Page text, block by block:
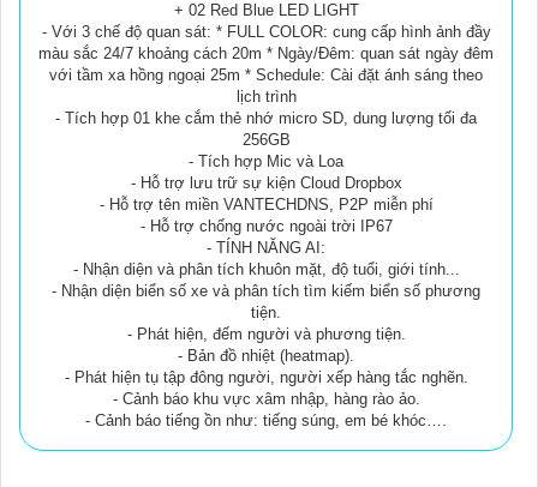
+ 02 Red Blue LED LIGHT
- Với 3 chế độ quan sát: * FULL COLOR: cung cấp hình ảnh đầy
màu sắc 24/7 khoảng cách 20m * Ngày/Đêm: quan sát ngày đêm
với tầm xa hồng ngoại 25m * Schedule: Cài đặt ánh sáng theo
lịch trình
- Tích hợp 01 khe cắm thẻ nhớ micro SD, dung lượng tối đa
256GB
- Tích hợp Mic và Loa
- Hỗ trợ lưu trữ sự kiện Cloud Dropbox
- Hỗ trợ tên miền VANTECHDNS, P2P miễn phí
- Hỗ trợ chống nước ngoài trời IP67
- TÍNH NĂNG AI:
- Nhận diện và phân tích khuôn mặt, độ tuổi, giới tính...
- Nhận diện biển số xe và phân tích tìm kiếm biển số phương
tiện.
- Phát hiện, đếm người và phương tiện.
- Bản đồ nhiệt (heatmap).
- Phát hiện tụ tập đông người, người xếp hàng tắc nghẽn.
- Cảnh báo khu vực xâm nhập, hàng rào ảo.
- Cảnh báo tiếng ồn như: tiếng súng, em bé khóc….